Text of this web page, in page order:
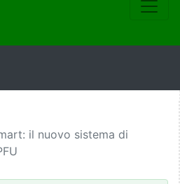
il nuovo sistema di